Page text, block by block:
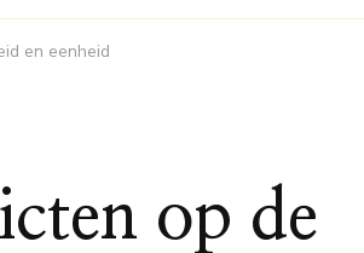
en eenheid
op de